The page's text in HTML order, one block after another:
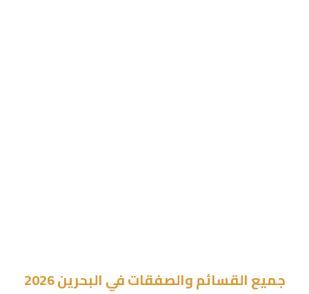
جميع القسائم والصفقات فيالبحرين2026